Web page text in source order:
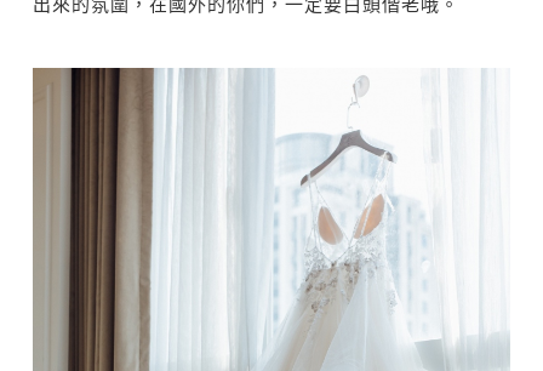
出來的氛圍，在國外的你們，一定要白頭偕老哦。